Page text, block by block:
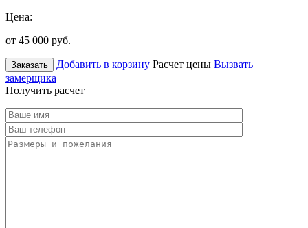
Цена:
от 45 000 руб.
Заказать Добавить в корзину Расчет цены Вызвать
замерщика
Получить расчет